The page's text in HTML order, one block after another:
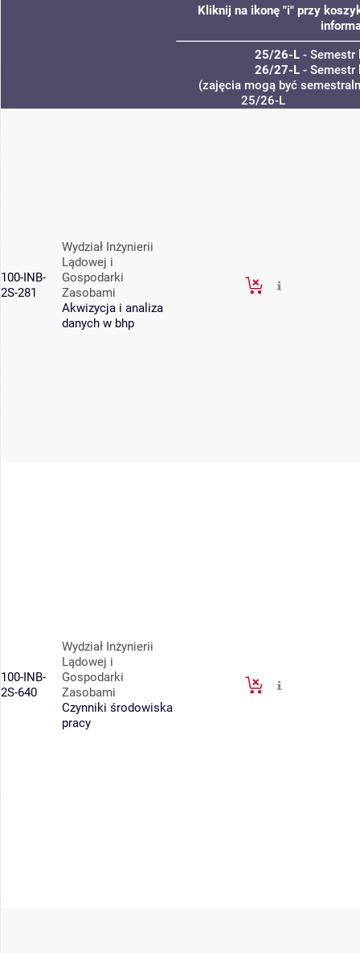
Kliknij na ikonę "i" przy
25/26-L- Semestr
26/27-L- Semestr
(zajęcia mogą być
25/26-L
100-INB-
2S-281
Wydział Inżynierii
Lądowej i
Gospodarki
Zasobami
Akwizycja i analiza
danych w bhp
100-INB-
2S-640
Wydział Inżynierii
Lądowej i
Gospodarki
Zasobami
Czynniki środowiska
pracy